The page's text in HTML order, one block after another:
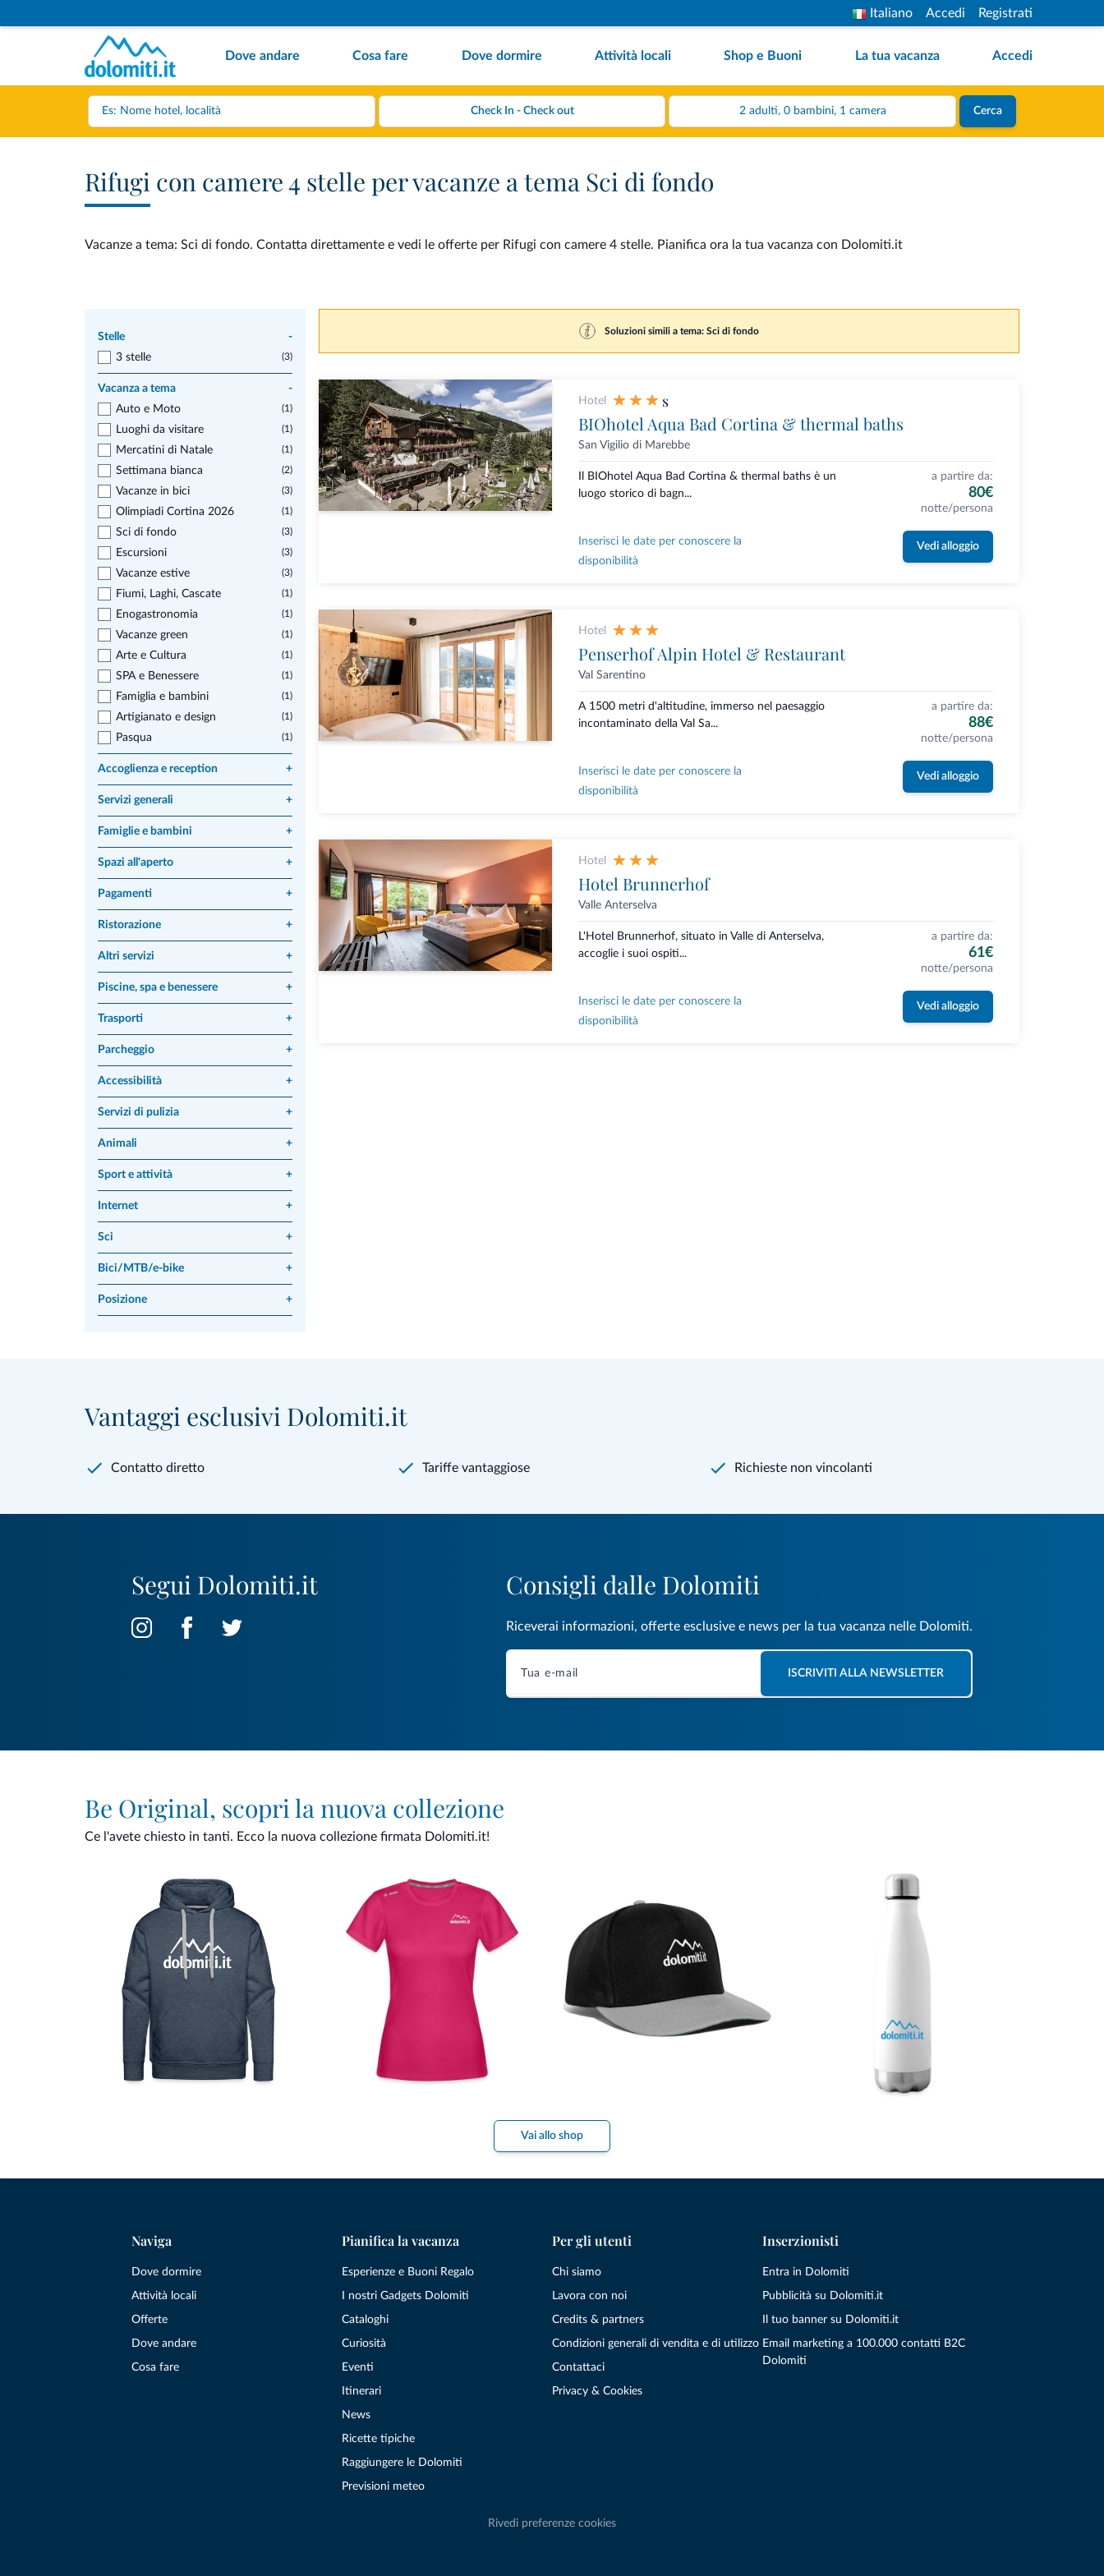
Italiano Accedi Registrati
Dove andare Cosa fare Dove dormire Attività locali Shop e Buoni La tua vacanza Accedi
2 adulti, 0 bambini, 1 camera Cerca
Rifugi con camere 4 stelle per vacanze a tema Sci di fondo
Vacanze a tema: Sci di fondo. Contatta direttamente e vedi le offerte per Rifugi con camere 4 stelle. Pianifica ora la tua vacanza con Dolomiti.it
Stelle
-
3 stelle
(3)
Vacanza a tema
-
Auto e Moto
(1)
Luoghi da visitare (1)
Mercatini di Natale (1)
Settimana bianca (2)
Vacanze in bici (3)
Olimpiadi Cortina 2026 (1)
Sci di fondo (3)
Escursioni (3)
Vacanze estive (3)
Fiumi, Laghi, Cascate (1)
Enogastronomia (1)
Vacanze green (1)
Arte e Cultura (1)
SPA e Benessere (1)
Famiglia e bambini (1)
Artigianato e design (1)
Pasqua (1)
Accoglienza e reception +
Servizi generali +
Famiglie e bambini +
Spazi all'aperto +
Pagamenti +
Ristorazione +
Altri servizi +
Piscine, spa e benessere +
Trasporti +
Parcheggio +
Accessibilità +
Servizi di pulizia +
Animali +
Sport e attività +
Internet +
Sci +
Bici/MTB/e-bike +
Posizione +
Soluzioni simili a tema: Sci di fondo
Hotel s
BIOhotel Aqua Bad Cortina & thermal baths
San Vigilio di Marebbe
Il BIOhotel Aqua Bad Cortina & thermal baths è un
luogo storico di bagn...
a partire da:
80€
notte/persona
Inserisci le date per conoscere la
disponibilità
Vedi alloggio
Hotel
Penserhof Alpin Hotel & Restaurant
Val Sarentino
A 1500 metri d'altitudine, immerso nel paesaggio
incontaminato della Val Sa...
a partire da:
88€
notte/persona
Inserisci le date per conoscere la
disponibilità
Vedi alloggio
Hotel
Hotel Brunnerhof
Valle Anterselva
L'Hotel Brunnerhof, situato in Valle di Anterselva,
accoglie i suoi ospiti...
a partire da:
61€
notte/persona
Inserisci le date per conoscere la
disponibilità
Vedi alloggio
Vantaggi esclusivi Dolomiti.it
Contatto diretto Tariffe vantaggiose Richieste non vincolanti
Segui Dolomiti.it Consigli dalle Dolomiti
Riceverai informazioni, offerte esclusive e news per la tua vacanza nelle Dolomiti.
ISCRIVITI ALLA NEWSLETTER
Be Original, scopri la nuova collezione
Ce l'avete chiesto in tanti. Ecco la nuova collezione firmata Dolomiti.it!
Vai allo shop
Naviga
Dove dormire
Attività locali
Offerte
Dove andare
Cosa fare
Pianifica la vacanza
Esperienze e Buoni Regalo
I nostri Gadgets Dolomiti
Cataloghi
Curiosità
Eventi
Itinerari
News
Ricette tipiche
Raggiungere le Dolomiti
Previsioni meteo
Per gli utenti
Chi siamo
Lavora con noi
Credits & partners
Condizioni generali di vendita e di utilizzo
Contattaci
Privacy & Cookies
Inserzionisti
Entra in Dolomiti
Pubblicità su Dolomiti.it
Il tuo banner su Dolomiti.it
Email marketing a 100.000 contatti B2C
Dolomiti
Rivedi preferenze cookies